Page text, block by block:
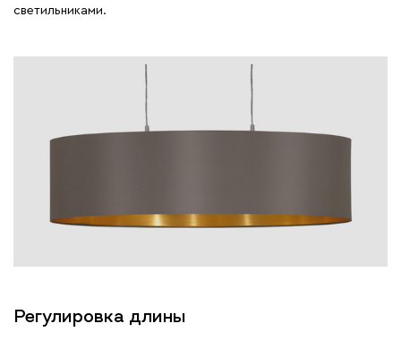
светильниками.
Регулировка длины